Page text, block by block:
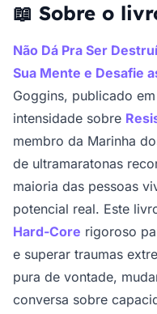
📖 Sobre o
Não Dá Pra Ser
Sua Mente e Desafie
Goggins, publicado
intensidade sobre
membro da Marinha
de ultramaratonas
maioria das pessoas
potencial real. Este
Hard-Core rigoroso
e superar traumas
pura de vontade,
conversa sobre